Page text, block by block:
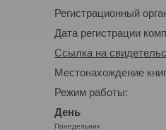
Регистрационный
Дата регистрации
Ссылка на
Местонахождение
Режим работы:
День
Понедельник